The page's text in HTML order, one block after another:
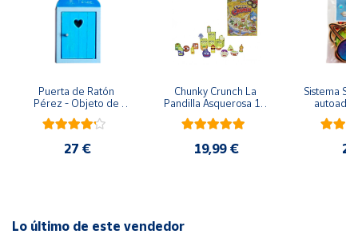
Baleares
Canarias,
Puerta de Ratón
Pérez - Objeto de
madera
27 €
Chunky Crunch La
Pandilla Asquerosa 16
piezas
19,99 €
Sistema
Lo último de este vendedor